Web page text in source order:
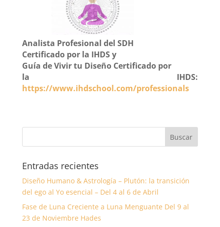
Analista Profesional del SDH
Certificado por la IHDSy
Guía de Vivir tu Diseño Certificado por
la IHDS:
https://www.ihdschool.com/professionals
Entradas recientes
Diseño Humano & Astrología – Plutón: la transición
del ego al Yo esencial – Del 4 al 6 de Abril
Fase de Luna Creciente a Luna Menguante Del 9 al
23 de Noviembre Hades